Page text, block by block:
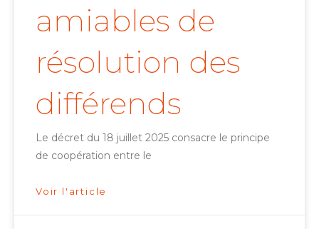
amiables de
résolution des
différends
Le décret du 18 juillet 2025 consacre le principe
de coopération entre le
Voir l'article